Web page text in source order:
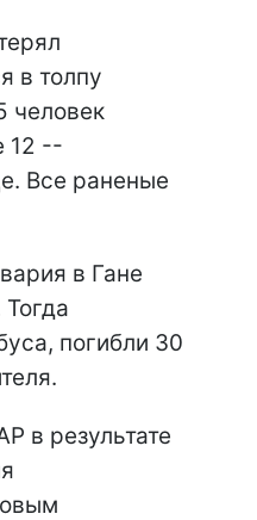
в толпу
человек
12 --
Все раненые
в Гане
погибли 30
в результате